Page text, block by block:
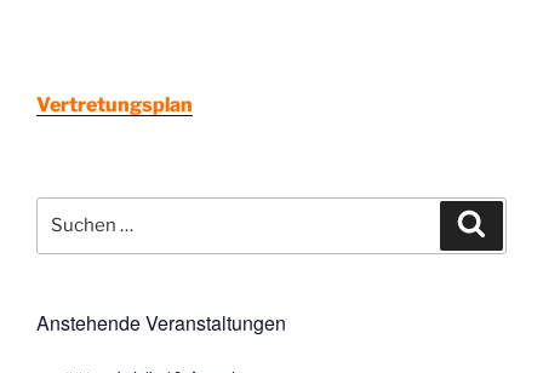
Vertretungsplan
nach:
Anstehende Veranstaltungen